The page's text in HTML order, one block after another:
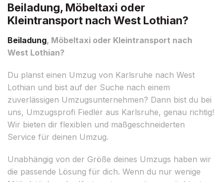
Beiladung, Möbeltaxi oder
Kleintransport nach West Lothian?
Beiladung, Möbeltaxi oder Kleintransport nach
West Lothian?
Du planst einen Umzug von Karlsruhe nach West
Lothian und bist auf der Suche nach einem
zuverlässigen Umzugsunternehmen? Dann bist du bei
uns, Umzugsprofi Fiedler aus Karlsruhe, genau richtig!
Wir bieten dir flexiblen und maßgeschneiderten
Service für deinen Umzug.
Unabhängig von der Größe deines Umzugs haben wir
die passende Lösung für dich. Wenn du nur wenige